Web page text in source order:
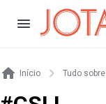
Início Tudo sobre